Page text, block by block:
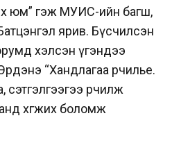
юм” гэж МУИС-ийн багш,
ярив. Бүсчилсэн
хэлсэн үгэндээ
“Хандлагаа өөрчилье.
өөрчилж
хөгжих боломж